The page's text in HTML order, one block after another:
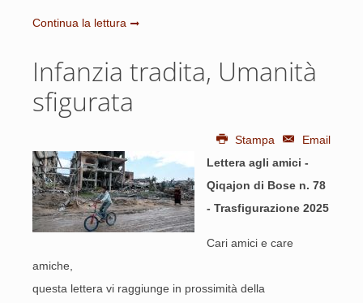
Continua la lettura
Infanzia tradita, Umanità
sfigurata
Stampa
Email
Lettera agli amici -
Qiqajon di Bose n. 78
- Trasfigurazione 2025
Cari amici e care
amiche,
questa lettera vi raggiunge in prossimità della